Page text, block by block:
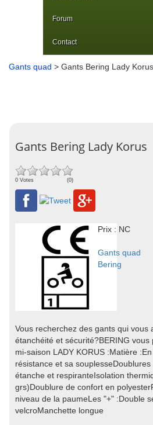
Forum
Contact
Gants quad > Gants Bering Lady Korus
Gants Bering Lady Korus
0 Votes (0)
Prix : NC
Gants quad
Bering
Vous recherchez des gants qui vous
étanchéité et sécurité?BERING
mi-saison LADY KORUS :Matière
résistance et sa
étanche et respiranteIsolation
grs)Doublure de confort en
niveau de la paumeLes "+" :Double
velcroManchette longue